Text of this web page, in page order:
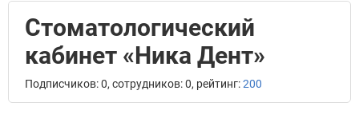
Стоматологический
кабинет «Ника Дент»
Подписчиков: 0, сотрудников: 0, рейтинг:200